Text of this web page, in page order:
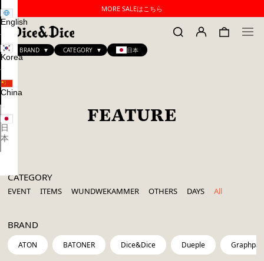
MORE SALEはこちら
BRAND CATEGORY 日本
English
Korea
China
日
本
FEATURE
CATEGORY
EVENT ITEMS WUNDWEKAMMER OTHERS DAYS All
BRAND
ATON BATONER Dice&Dice Dueple